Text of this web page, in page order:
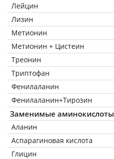
Лейцин
Лизин
Метионин
Метионин + Цистеин
Треонин
Триптофан
Фенилаланин
Фенилаланин+Тирозин
Заменимые аминокислоты
Аланин
Аспарагиновая кислота
Глицин